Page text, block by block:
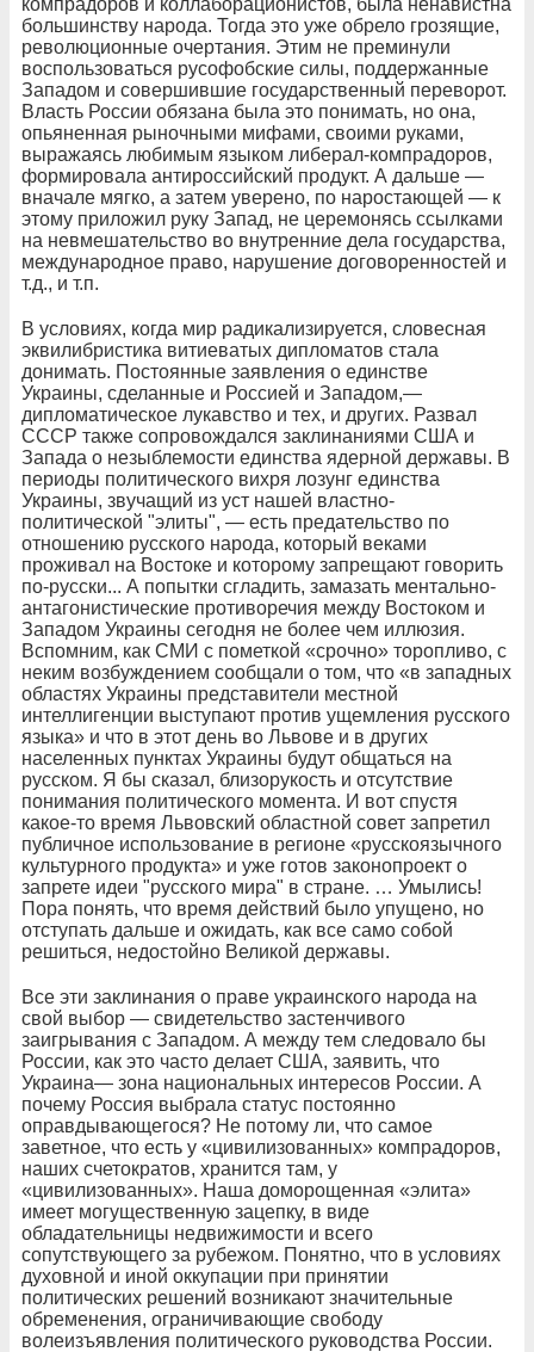
компрадоров и коллаборационистов, была ненавистна
большинству народа. Тогда это уже обрело грозящие,
революционные очертания. Этим не преминули
воспользоваться русофобские силы, поддержанные
Западом и совершившие государственный переворот.
Власть России обязана была это понимать, но она,
опьяненная рыночными мифами, своими руками,
выражаясь любимым языком либерал-компрадоров,
формировала антироссийский продукт. А дальше —
вначале мягко, а затем уверено, по наростающей — к
этому приложил руку Запад, не церемонясь ссылками
на невмешательство во внутренние дела государства,
международное право, нарушение договоренностей и
т.д., и т.п.
В условиях, когда мир радикализируется, словесная
эквилибристика витиеватых дипломатов стала
донимать. Постоянные заявления о единстве
Украины, сделанные и Россией и Западом,—
дипломатическое лукавство и тех, и других. Развал
СССР также сопровождался заклинаниями США и
Запада о незыблемости единства ядерной державы. В
периоды политического вихря лозунг единства
Украины, звучащий из уст нашей властно-
политической "элиты", — есть предательство по
отношению русского народа, который веками
проживал на Востоке и которому запрещают говорить
по-русски... А попытки сгладить, замазать ментально-
антагонистические противоречия между Востоком и
Западом Украины сегодня не более чем иллюзия.
Вспомним, как СМИ с пометкой «срочно» торопливо, с
неким возбуждением сообщали о том, что «в западных
областях Украины представители местной
интеллигенции выступают против ущемления русского
языка» и что в этот день во Львове и в других
населенных пунктах Украины будут общаться на
русском. Я бы сказал, близорукость и отсутствие
понимания политического момента. И вот спустя
какое-то время Львовский областной совет запретил
публичное использование в регионе «русскоязычного
культурного продукта» и уже готов законопроект о
запрете идеи "русского мира" в стране. … Умылись!
Пора понять, что время действий было упущено, но
отступать дальше и ожидать, как все само собой
решиться, недостойно Великой державы.
Все эти заклинания о праве украинского народа на
свой выбор — свидетельство застенчивого
заигрывания с Западом. А между тем следовало бы
России, как это часто делает США, заявить, что
Украина— зона национальных интересов России. А
почему Россия выбрала статус постоянно
оправдывающегося? Не потому ли, что самое
заветное, что есть у «цивилизованных» компрадоров,
наших счетократов, хранится там, у
«цивилизованных». Наша доморощенная «элита»
имеет могущественную зацепку, в виде
обладательницы недвижимости и всего
сопутствующего за рубежом. Понятно, что в условиях
духовной и иной оккупации при принятии
политических решений возникают значительные
обременения, ограничивающие свободу
волеизъявления политического руководства России.